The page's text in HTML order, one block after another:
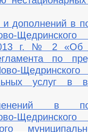
дополнений в
г. № 2 «Об
по
услуг в
в